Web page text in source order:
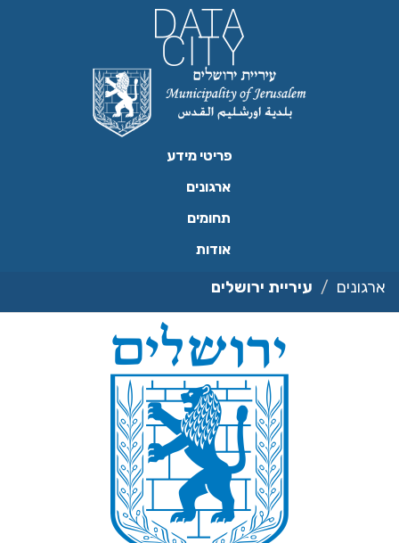
פריטי מידע
ארגונים
תחומים
אודות
ארגונים עיריית ירושלים